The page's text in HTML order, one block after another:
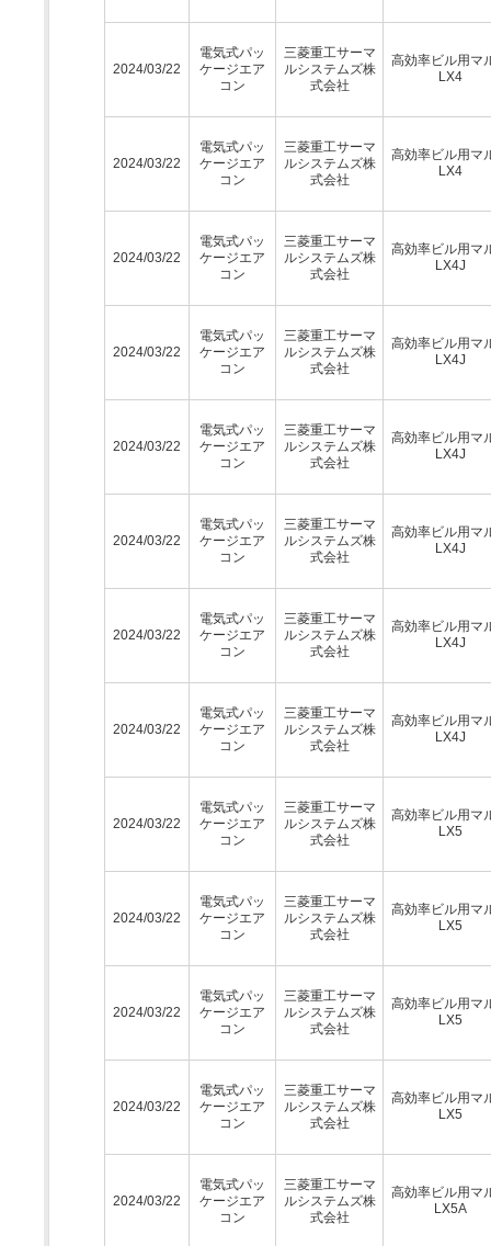
2024/03/22
電気式パッ
ケージエア
コン
三菱重工サーマ
ルシステムズ株
式会社
高効率ビル用マ
LX4
2024/03/22
電気式パッ
ケージエア
コン
三菱重工サーマ
ルシステムズ株
式会社
高効率ビル用マ
LX4
2024/03/22
電気式パッ
ケージエア
コン
三菱重工サーマ
ルシステムズ株
式会社
高効率ビル用マ
LX4J
2024/03/22
電気式パッ
ケージエア
コン
三菱重工サーマ
ルシステムズ株
式会社
高効率ビル用マ
LX4J
2024/03/22
電気式パッ
ケージエア
コン
三菱重工サーマ
ルシステムズ株
式会社
高効率ビル用マ
LX4J
2024/03/22
電気式パッ
ケージエア
コン
三菱重工サーマ
ルシステムズ株
式会社
高効率ビル用マ
LX4J
2024/03/22
電気式パッ
ケージエア
コン
三菱重工サーマ
ルシステムズ株
式会社
高効率ビル用マ
LX4J
2024/03/22
電気式パッ
ケージエア
コン
三菱重工サーマ
ルシステムズ株
式会社
高効率ビル用マ
LX4J
2024/03/22
電気式パッ
ケージエア
コン
三菱重工サーマ
ルシステムズ株
式会社
高効率ビル用マ
LX5
2024/03/22
電気式パッ
ケージエア
コン
三菱重工サーマ
ルシステムズ株
式会社
高効率ビル用マ
LX5
2024/03/22
電気式パッ
ケージエア
コン
三菱重工サーマ
ルシステムズ株
式会社
高効率ビル用マ
LX5
2024/03/22
電気式パッ
ケージエア
コン
三菱重工サーマ
ルシステムズ株
式会社
高効率ビル用マ
LX5
2024/03/22
電気式パッ
ケージエア
コン
三菱重工サーマ
ルシステムズ株
式会社
高効率ビル用マ
LX5A